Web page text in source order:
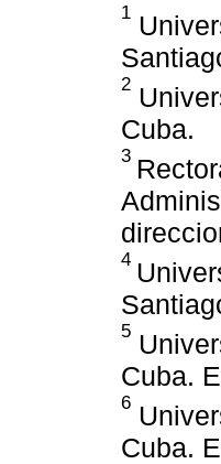
1
2
Cuba.
3
4
5
Cuba.
6
Cuba.